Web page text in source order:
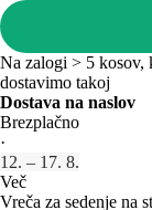
Na zalogi > 5 kosov,
dostavimo takoj
Dostava na naslov
Brezplačno
·
12. – 17. 8.
Več
Vreča za sedenje na